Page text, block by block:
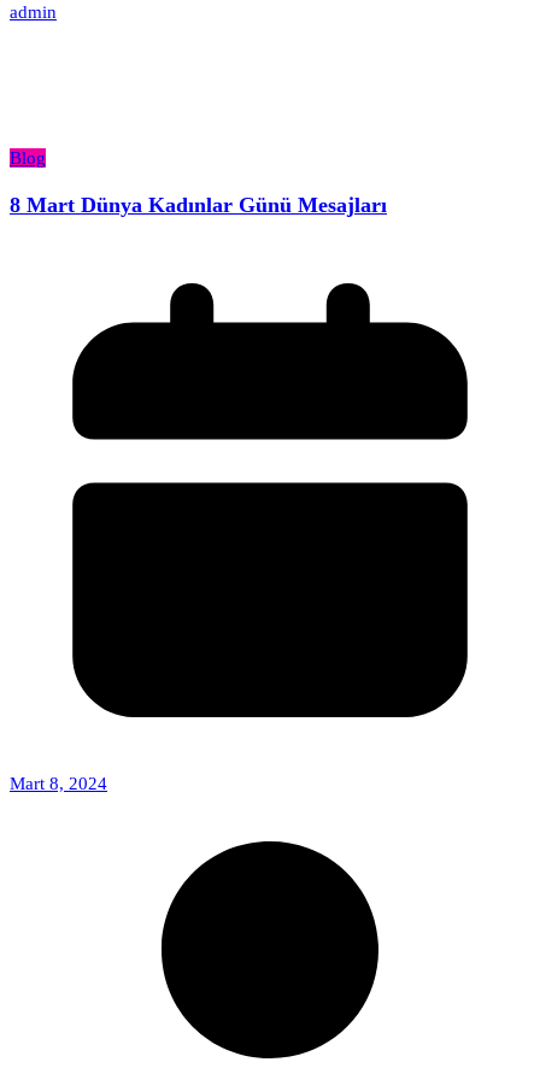
admin
Blog
8 Mart Dünya Kadınlar Günü Mesajları
Mart 8, 2024